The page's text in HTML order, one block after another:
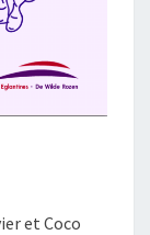
et Coco